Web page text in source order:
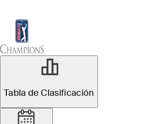
Tabla de Clasificación